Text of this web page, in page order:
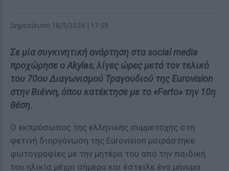
Δημοσίευση 18/5/2026 | 17:59
Σε μία συγκινητική ανάρτηση στα social media
προχώρησε ο Akylas, λίγες ώρες μετά τον τελικό
του 70ου Διαγωνισμού Τραγουδιού της Eurovision
στην Βιέννη, όπου κατέκτησε με το «Ferto» την 10η
θέση.
Ο εκπρόσωπος της ελληνικής συμμετοχής στη
φετινή διοργάνωση της Eurovision μοιράστηκε
φωτογραφίες με την μητέρα του από την παιδική
του ηλικία μέχρι σήμερα και έστειλε ένα μήνυμα